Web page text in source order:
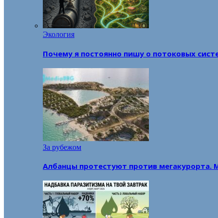
Экология
Почему я постоянно пишу о потоковых
За рубежом
Албанцы протестуют против мегакурорта.